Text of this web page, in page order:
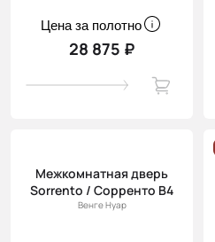
Цена за полотно
28 875 ₽
Межкомнатная дверь
Sorrento / Сорренто В4
Венге Нуар